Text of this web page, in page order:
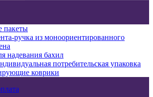
пакеты
ручка из моноориентированного
надевания бахил
потребительская упаковка
коврики